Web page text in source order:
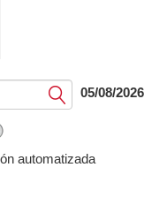
Submit05/08/2026
automatizada